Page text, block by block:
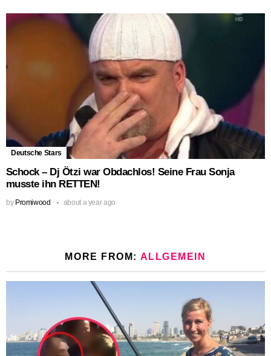
Deutsche Stars
Schock – Dj Ötzi war Obdachlos! Seine Frau Sonja
musste ihn RETTEN!
by Promiwood about a year ago
MORE FROM: ALLGEMEIN